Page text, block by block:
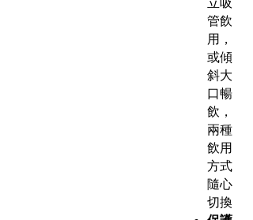
管飲
用，
或傾
斜大
口暢
飲，
兩種
飲用
方式
隨心
切換